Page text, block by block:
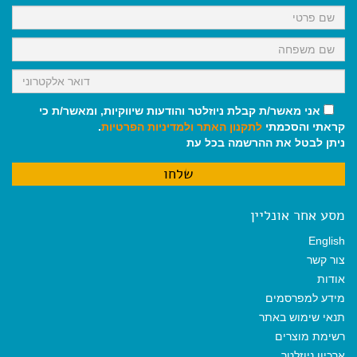
k
p
m
אני מאשר/ת קבלת ניוזלטר והודעות שיווקיות, ומאשר/ת כי
קראתי והסכמתי לתקנון האתר ולמדיניות הפרטיות.
ניתן לבטל את ההרשמה בכל עת
מסע אחר אונליין
English
צור קשר
אודות
מידע למפרסמים
תנאי שימוש באתר
רשימת מוצרים